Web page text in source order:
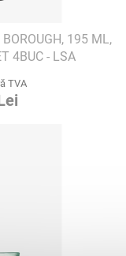
195 ML,
4BUC - LSA
TVA